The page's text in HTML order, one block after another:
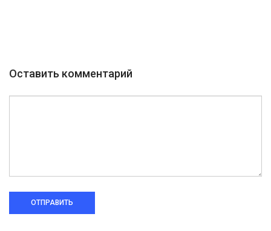
Оставить комментарий
ОТПРАВИТЬ